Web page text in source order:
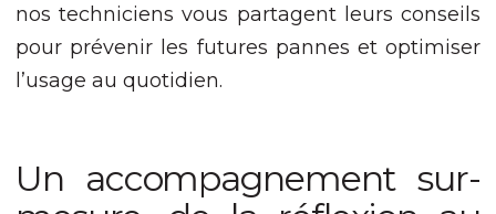
nos techniciens vous partagent leurs conseils
pour prévenir les futures pannes et optimiser
l’usage au quotidien.
Un accompagnement sur-